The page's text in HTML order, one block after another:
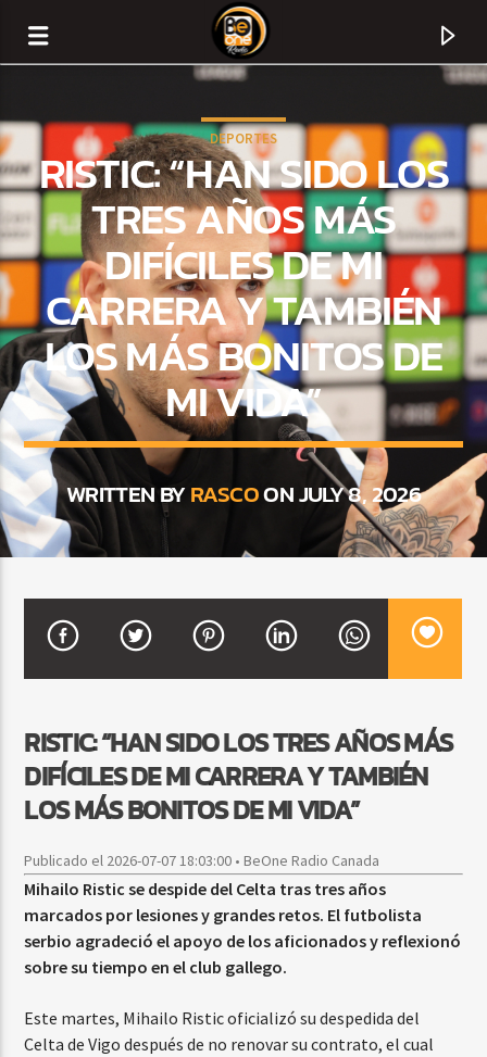
CURRENT TRACK
TITLE
ARTIST
SALSA MATUTINA
6:00 AM 9:00 AM
Beone Radio
DEPORTES
RISTIC: “HAN SIDO LOS
TRES AÑOS MÁS
DIFÍCILES DE MI
CARRERA Y TAMBIÉN
LOS MÁS BONITOS DE
MI VIDA”
WRITTEN BYRASCOON JULY 8, 2026
RISTIC: “HAN SIDO LOS TRES AÑOS MÁS
DIFÍCILES DE MI CARRERA Y TAMBIÉN
LOS MÁS BONITOS DE MI VIDA”
Publicado el 2026-07-07 18:03:00 • BeOne Radio Canada
Mihailo Ristic se despide del Celta tras tres años
marcados por lesiones y grandes retos. El futbolista
serbio agradeció el apoyo de los aficionados y reflexionó
sobre su tiempo en el club gallego.
Este martes, Mihailo Ristic oficializó su despedida del
Celta de Vigo después de no renovar su contrato, el cual